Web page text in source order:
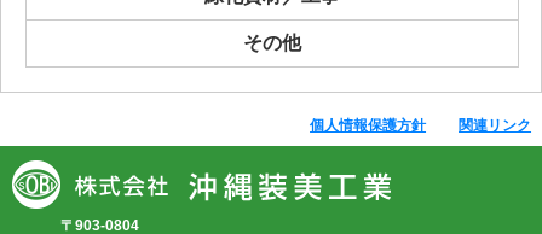
その他
個人情報保護方針 関連リンク
〒903-0804